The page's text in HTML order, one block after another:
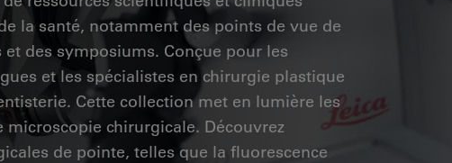
la santé, notamment des points de vue de
des symposiums. Conçue pour les
et les spécialistes en chirurgie plastique
Cette collection met en lumière les
chirurgicale. Découvrez
de pointe, telles que la fluorescence